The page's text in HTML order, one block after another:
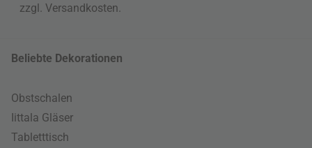
zzgl. Versandkosten
Beliebte Dekorationen
Obstschalen
Iittala Gläser
Tabletttisch